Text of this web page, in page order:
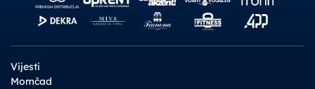
Vijesti
Momčad